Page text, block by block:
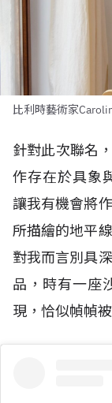
比利時藝術家
針對此次聯名
作存在於具象
讓我有機會將
所描繪的地平
對我而言別具
品，時有一座
現，恰似幀幀